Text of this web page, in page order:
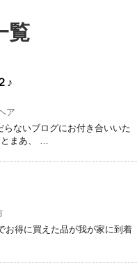
覧
♪
ア
ないブログにお付き合いいた
まあ、 …
得に買えた品が我が家に到着